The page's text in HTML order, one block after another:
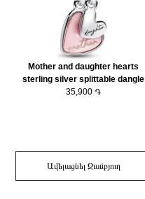
Mother and daughter hearts
sterling silver splittable dangle
with pink bioresin man-made
35,900 ֏
Ավելացնել Զամբյուղ